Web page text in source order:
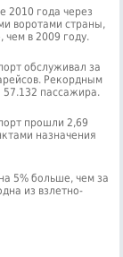
2010 года через
воротами страны,
в 2009 году.
обслуживал за
Рекордным
57.132 пассажира.
прошли 2,69
назначения
5% больше, чем за
из взлетно-